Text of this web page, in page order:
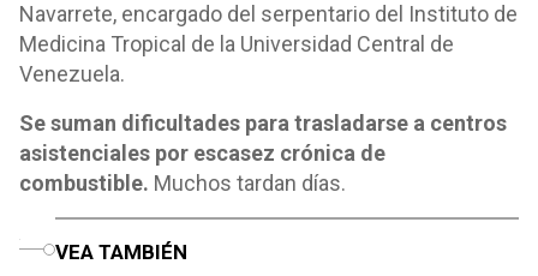
Navarrete, encargado del serpentario del Instituto de
Medicina Tropical de la Universidad Central de
Venezuela.
Se suman dificultades para trasladarse a centros
asistenciales por escasez crónica de
combustible. Muchos tardan días.
VEA TAMBIÉN